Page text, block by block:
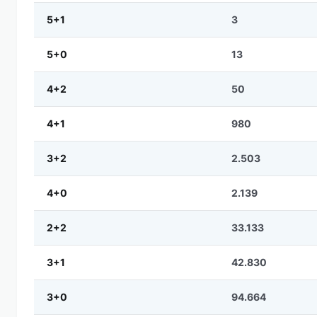
5+1 3
5+0 13
4+2 50
4+1 980
3+2 2.503
4+0 2.139
2+2 33.133
3+1 42.830
3+0 94.664